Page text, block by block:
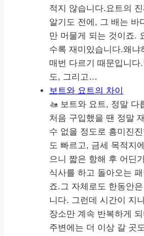
적지 않습니다.요트의
알기도 전에, 그 배는 바
만 머물게 되는 것이죠.
수록 재미있습니다.왜냐
매번 다르기 때문입니다
도, 그리고…
보트와 요트의 차이
🚤 보트와 요트, 정말 다
처음 구입했을 땐 정말
수 없을 정도로 흥미진
도 빠르고, 금세 목적지
으니 짧은 항해 후 어딘
식사를 하고 돌아오는
죠.그 자체로도 한동안
니다. 그런데 시간이 지
장소만 계속 반복하게
주변에는 더 이상 갈 곳